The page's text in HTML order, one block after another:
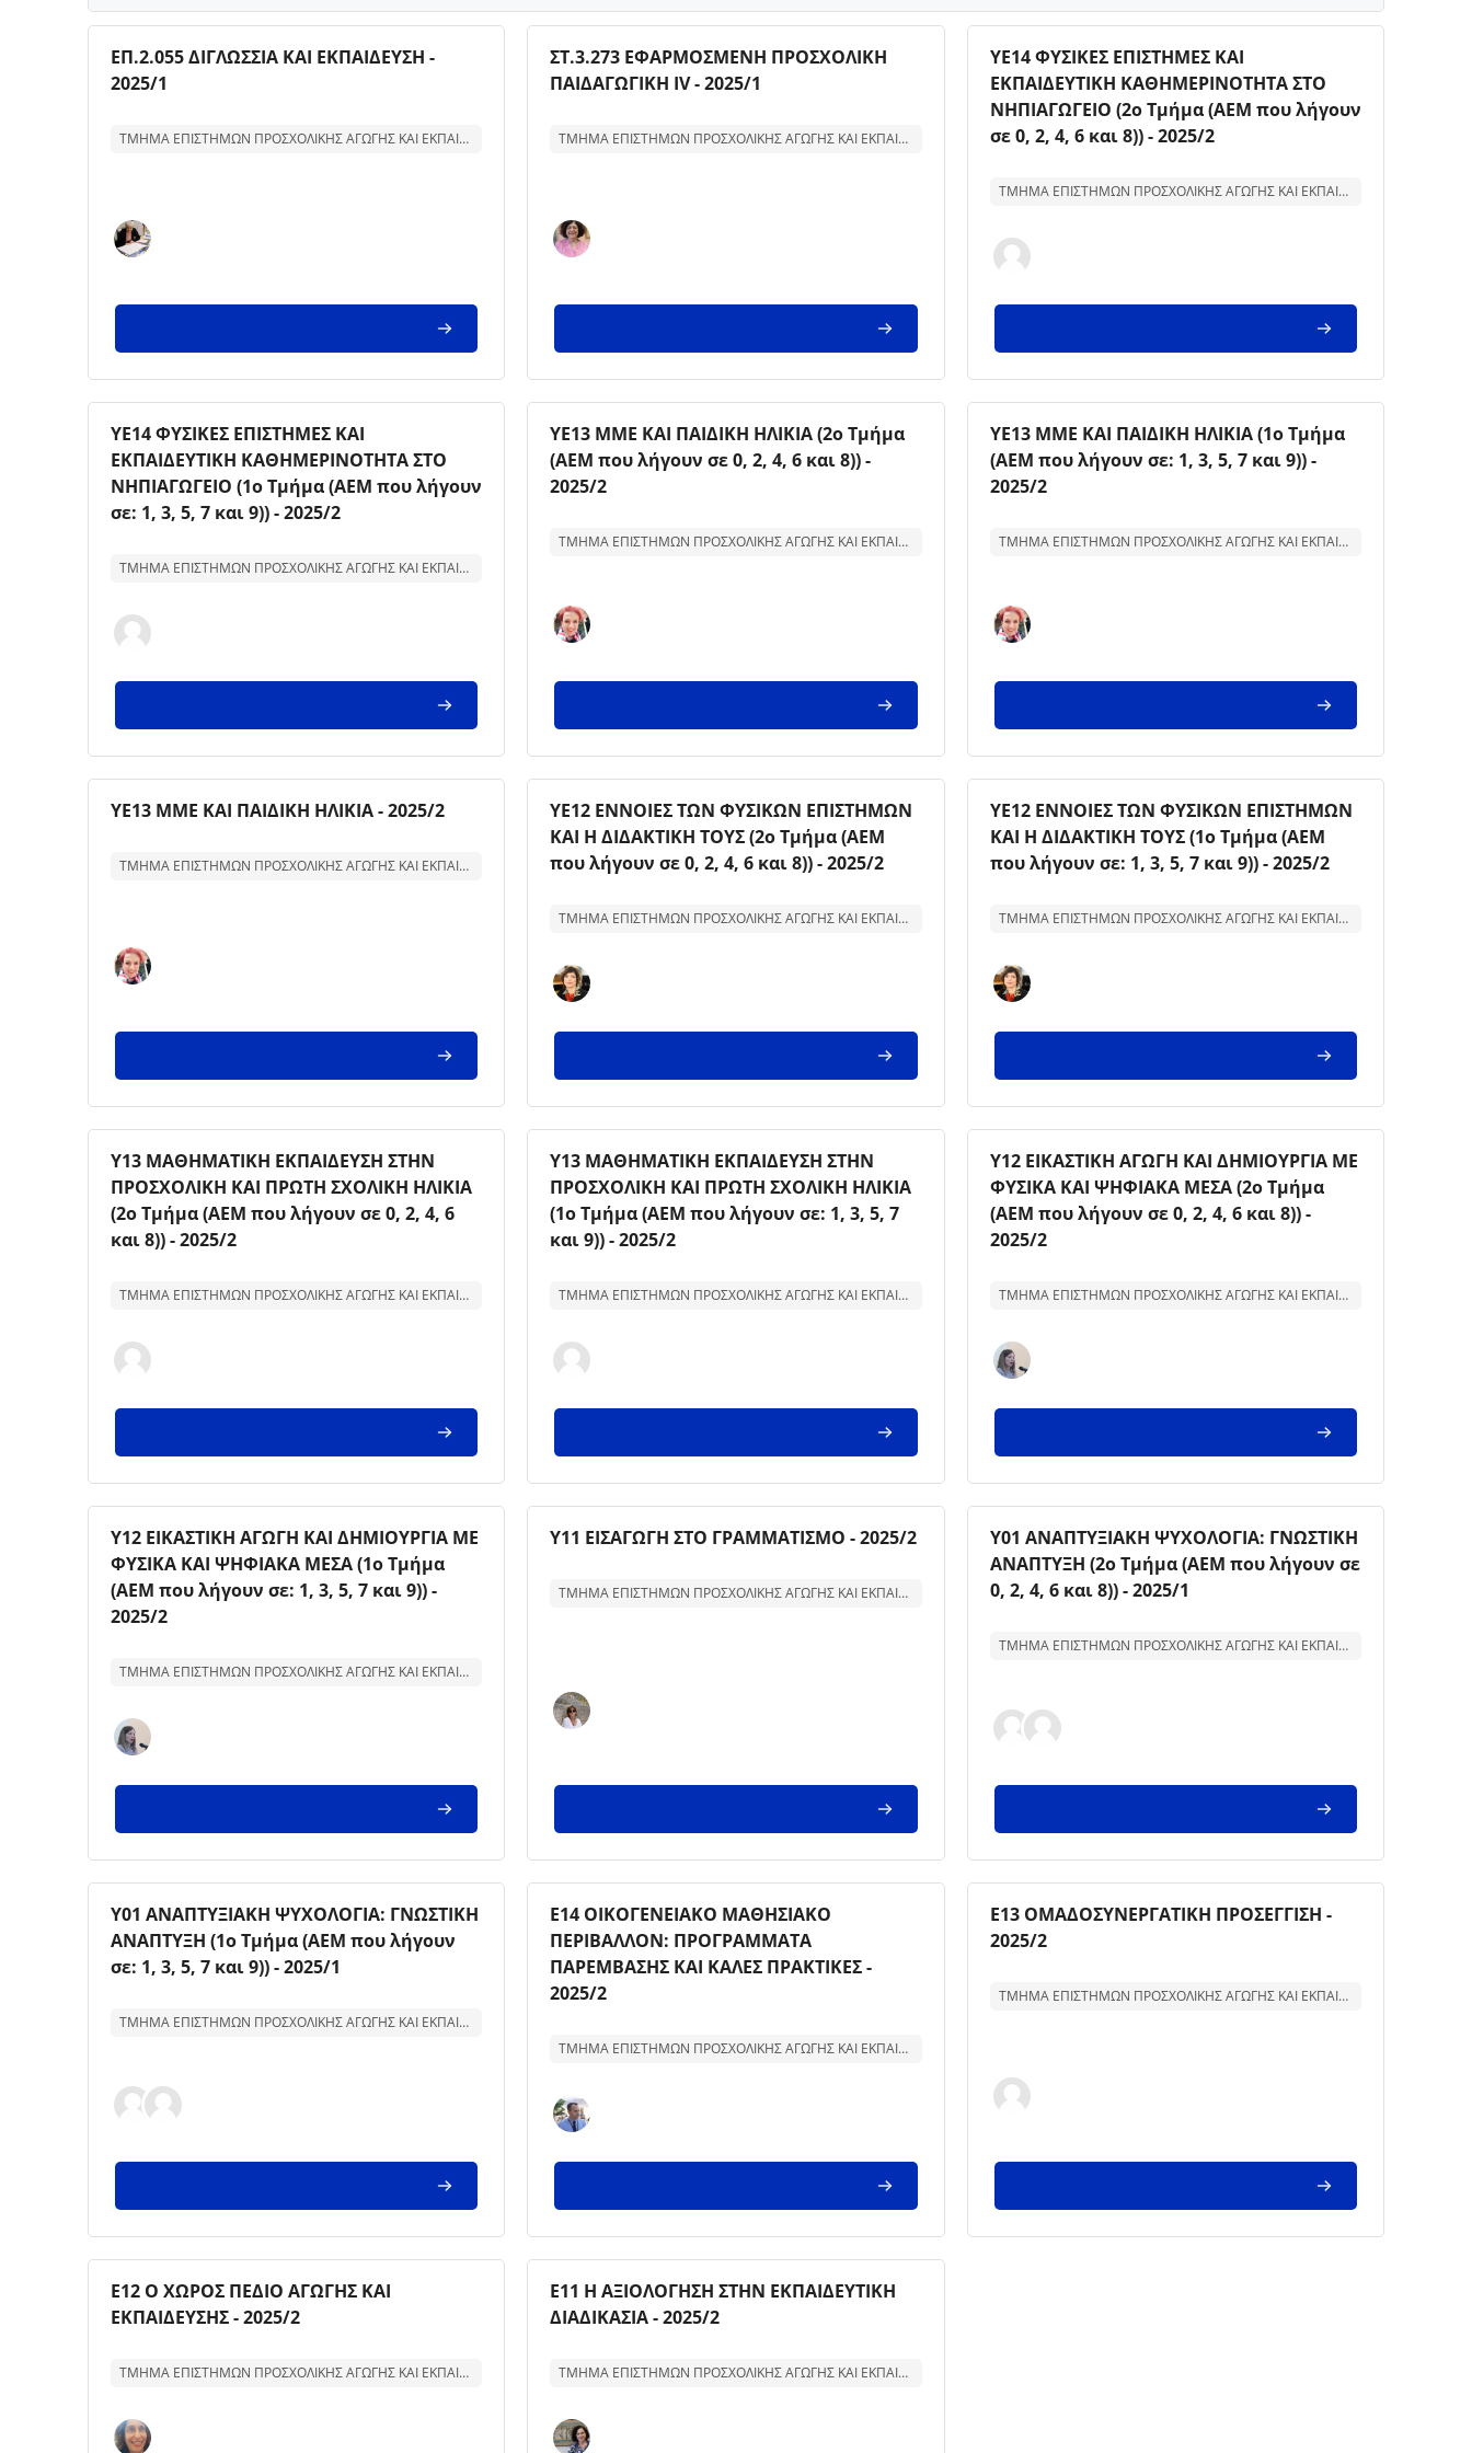
Kursbild
Kursnamn
ΕΠ.2.055 ΔΙΓΛΩΣΣΙΑ ΚΑΙ ΕΚΠΑΙΔΕΥΣΗ -
2025/1
ΤΜΗΜΑ ΕΠΙΣΤΗΜΩΝ ΠΡΟΣΧΟΛΙΚΗΣ ΑΓΩΓΗΣ ΚΑΙ ΕΚΠΑΙΔΕΥΣΗΣ
Kursbild
Kursnamn
ΣΤ.3.273 ΕΦΑΡΜΟΣΜΕΝΗ ΠΡΟΣΧΟΛΙΚΗ
ΠΑΙΔΑΓΩΓΙΚΗ IV - 2025/1
ΤΜΗΜΑ ΕΠΙΣΤΗΜΩΝ ΠΡΟΣΧΟΛΙΚΗΣ ΑΓΩΓΗΣ ΚΑΙ ΕΚΠΑΙΔΕΥΣΗΣ
Kursbild
Kursnamn
ΥΕ14 ΦΥΣΙΚΕΣ ΕΠΙΣΤΗΜΕΣ ΚΑΙ
ΕΚΠΑΙΔΕΥΤΙΚΗ ΚΑΘΗΜΕΡΙΝΟΤΗΤΑ ΣΤΟ
ΝΗΠΙΑΓΩΓΕΙΟ (2ο Τμήμα (ΑΕΜ που λήγουν
σε 0, 2, 4, 6 και 8)) - 2025/2
ΤΜΗΜΑ ΕΠΙΣΤΗΜΩΝ ΠΡΟΣΧΟΛΙΚΗΣ ΑΓΩΓΗΣ ΚΑΙ ΕΚΠΑΙΔΕΥΣΗΣ
Kursbild
Kursnamn
ΥΕ14 ΦΥΣΙΚΕΣ ΕΠΙΣΤΗΜΕΣ ΚΑΙ
ΕΚΠΑΙΔΕΥΤΙΚΗ ΚΑΘΗΜΕΡΙΝΟΤΗΤΑ ΣΤΟ
ΝΗΠΙΑΓΩΓΕΙΟ (1ο Τμήμα (ΑΕΜ που λήγουν
σε: 1, 3, 5, 7 και 9)) - 2025/2
ΤΜΗΜΑ ΕΠΙΣΤΗΜΩΝ ΠΡΟΣΧΟΛΙΚΗΣ ΑΓΩΓΗΣ ΚΑΙ ΕΚΠΑΙΔΕΥΣΗΣ
Kursbild
Kursnamn
ΥΕ13 ΜΜΕ ΚΑΙ ΠΑΙΔΙΚΗ ΗΛΙΚΙΑ (2ο Τμήμα
(ΑΕΜ που λήγουν σε 0, 2, 4, 6 και 8)) -
2025/2
ΤΜΗΜΑ ΕΠΙΣΤΗΜΩΝ ΠΡΟΣΧΟΛΙΚΗΣ ΑΓΩΓΗΣ ΚΑΙ ΕΚΠΑΙΔΕΥΣΗΣ
Kursbild
Kursnamn
ΥΕ13 ΜΜΕ ΚΑΙ ΠΑΙΔΙΚΗ ΗΛΙΚΙΑ (1ο Τμήμα
(ΑΕΜ που λήγουν σε: 1, 3, 5, 7 και 9)) -
2025/2
ΤΜΗΜΑ ΕΠΙΣΤΗΜΩΝ ΠΡΟΣΧΟΛΙΚΗΣ ΑΓΩΓΗΣ ΚΑΙ ΕΚΠΑΙΔΕΥΣΗΣ
Kursbild
Kursnamn
ΥΕ13 ΜΜΕ ΚΑΙ ΠΑΙΔΙΚΗ ΗΛΙΚΙΑ - 2025/2
ΤΜΗΜΑ ΕΠΙΣΤΗΜΩΝ ΠΡΟΣΧΟΛΙΚΗΣ ΑΓΩΓΗΣ ΚΑΙ ΕΚΠΑΙΔΕΥΣΗΣ
Kursbild
Kursnamn
ΥΕ12 ΕΝΝΟΙΕΣ ΤΩΝ ΦΥΣΙΚΩΝ ΕΠΙΣΤΗΜΩΝ
ΚΑΙ Η ΔΙΔΑΚΤΙΚΗ ΤΟΥΣ (2ο Τμήμα (ΑΕΜ
που λήγουν σε 0, 2, 4, 6 και 8)) - 2025/2
ΤΜΗΜΑ ΕΠΙΣΤΗΜΩΝ ΠΡΟΣΧΟΛΙΚΗΣ ΑΓΩΓΗΣ ΚΑΙ ΕΚΠΑΙΔΕΥΣΗΣ
Kursbild
Kursnamn
ΥΕ12 ΕΝΝΟΙΕΣ ΤΩΝ ΦΥΣΙΚΩΝ ΕΠΙΣΤΗΜΩΝ
ΚΑΙ Η ΔΙΔΑΚΤΙΚΗ ΤΟΥΣ (1ο Τμήμα (ΑΕΜ
που λήγουν σε: 1, 3, 5, 7 και 9)) - 2025/2
ΤΜΗΜΑ ΕΠΙΣΤΗΜΩΝ ΠΡΟΣΧΟΛΙΚΗΣ ΑΓΩΓΗΣ ΚΑΙ ΕΚΠΑΙΔΕΥΣΗΣ
Kursbild
Kursnamn
Υ13 ΜΑΘΗΜΑΤΙΚΗ ΕΚΠΑΙΔΕΥΣΗ ΣΤΗΝ
ΠΡΟΣΧΟΛΙΚΗ ΚΑΙ ΠΡΩΤΗ ΣΧΟΛΙΚΗ ΗΛΙΚΙΑ
(2ο Τμήμα (ΑΕΜ που λήγουν σε 0, 2, 4, 6
και 8)) - 2025/2
ΤΜΗΜΑ ΕΠΙΣΤΗΜΩΝ ΠΡΟΣΧΟΛΙΚΗΣ ΑΓΩΓΗΣ ΚΑΙ ΕΚΠΑΙΔΕΥΣΗΣ
Kursbild
Kursnamn
Υ13 ΜΑΘΗΜΑΤΙΚΗ ΕΚΠΑΙΔΕΥΣΗ ΣΤΗΝ
ΠΡΟΣΧΟΛΙΚΗ ΚΑΙ ΠΡΩΤΗ ΣΧΟΛΙΚΗ ΗΛΙΚΙΑ
(1ο Τμήμα (ΑΕΜ που λήγουν σε: 1, 3, 5, 7
και 9)) - 2025/2
ΤΜΗΜΑ ΕΠΙΣΤΗΜΩΝ ΠΡΟΣΧΟΛΙΚΗΣ ΑΓΩΓΗΣ ΚΑΙ ΕΚΠΑΙΔΕΥΣΗΣ
Kursbild
Kursnamn
Υ12 ΕΙΚΑΣΤΙΚΗ ΑΓΩΓΗ ΚΑΙ ΔΗΜΙΟΥΡΓΙΑ ΜΕ
ΦΥΣΙΚΑ ΚΑΙ ΨΗΦΙΑΚΑ ΜΕΣΑ (2ο Τμήμα
(ΑΕΜ που λήγουν σε 0, 2, 4, 6 και 8)) -
2025/2
ΤΜΗΜΑ ΕΠΙΣΤΗΜΩΝ ΠΡΟΣΧΟΛΙΚΗΣ ΑΓΩΓΗΣ ΚΑΙ ΕΚΠΑΙΔΕΥΣΗΣ
Kursbild
Kursnamn
Υ12 ΕΙΚΑΣΤΙΚΗ ΑΓΩΓΗ ΚΑΙ ΔΗΜΙΟΥΡΓΙΑ ΜΕ
ΦΥΣΙΚΑ ΚΑΙ ΨΗΦΙΑΚΑ ΜΕΣΑ (1ο Τμήμα
(ΑΕΜ που λήγουν σε: 1, 3, 5, 7 και 9)) -
2025/2
ΤΜΗΜΑ ΕΠΙΣΤΗΜΩΝ ΠΡΟΣΧΟΛΙΚΗΣ ΑΓΩΓΗΣ ΚΑΙ ΕΚΠΑΙΔΕΥΣΗΣ
Kursbild
Kursnamn
Υ11 ΕΙΣΑΓΩΓΗ ΣΤΟ ΓΡΑΜΜΑΤΙΣΜΟ - 2025/2
ΤΜΗΜΑ ΕΠΙΣΤΗΜΩΝ ΠΡΟΣΧΟΛΙΚΗΣ ΑΓΩΓΗΣ ΚΑΙ ΕΚΠΑΙΔΕΥΣΗΣ
Kursbild
Kursnamn
Υ01 ΑΝΑΠΤΥΞΙΑΚΗ ΨΥΧΟΛΟΓΙΑ: ΓΝΩΣΤΙΚΗ
ΑΝΑΠΤΥΞΗ (2ο Τμήμα (ΑΕΜ που λήγουν σε
0, 2, 4, 6 και 8)) - 2025/1
ΤΜΗΜΑ ΕΠΙΣΤΗΜΩΝ ΠΡΟΣΧΟΛΙΚΗΣ ΑΓΩΓΗΣ ΚΑΙ ΕΚΠΑΙΔΕΥΣΗΣ
Kursbild
Kursnamn
Υ01 ΑΝΑΠΤΥΞΙΑΚΗ ΨΥΧΟΛΟΓΙΑ: ΓΝΩΣΤΙΚΗ
ΑΝΑΠΤΥΞΗ (1ο Τμήμα (ΑΕΜ που λήγουν
σε: 1, 3, 5, 7 και 9)) - 2025/1
ΤΜΗΜΑ ΕΠΙΣΤΗΜΩΝ ΠΡΟΣΧΟΛΙΚΗΣ ΑΓΩΓΗΣ ΚΑΙ ΕΚΠΑΙΔΕΥΣΗΣ
Kursbild
Kursnamn
Ε14 ΟΙΚΟΓΕΝΕΙΑΚΟ ΜΑΘΗΣΙΑΚΟ
ΠΕΡΙΒΑΛΛΟΝ: ΠΡΟΓΡΑΜΜΑΤΑ
ΠΑΡΕΜΒΑΣΗΣ ΚΑΙ ΚΑΛΕΣ ΠΡΑΚΤΙΚΕΣ -
2025/2
ΤΜΗΜΑ ΕΠΙΣΤΗΜΩΝ ΠΡΟΣΧΟΛΙΚΗΣ ΑΓΩΓΗΣ ΚΑΙ ΕΚΠΑΙΔΕΥΣΗΣ
Kursbild
Kursnamn
Ε13 ΟΜΑΔΟΣΥΝΕΡΓΑΤΙΚΗ ΠΡΟΣΕΓΓΙΣΗ -
2025/2
ΤΜΗΜΑ ΕΠΙΣΤΗΜΩΝ ΠΡΟΣΧΟΛΙΚΗΣ ΑΓΩΓΗΣ ΚΑΙ ΕΚΠΑΙΔΕΥΣΗΣ
Kursbild
Kursnamn
Ε12 Ο ΧΩΡΟΣ ΠΕΔΙΟ ΑΓΩΓΗΣ ΚΑΙ
ΕΚΠΑΙΔΕΥΣΗΣ - 2025/2
ΤΜΗΜΑ ΕΠΙΣΤΗΜΩΝ ΠΡΟΣΧΟΛΙΚΗΣ ΑΓΩΓΗΣ ΚΑΙ ΕΚΠΑΙΔΕΥΣΗΣ
Kursbild
Kursnamn
Ε11 Η ΑΞΙΟΛΟΓΗΣΗ ΣΤΗΝ ΕΚΠΑΙΔΕΥΤΙΚΗ
ΔΙΑΔΙΚΑΣΙΑ - 2025/2
ΤΜΗΜΑ ΕΠΙΣΤΗΜΩΝ ΠΡΟΣΧΟΛΙΚΗΣ ΑΓΩΓΗΣ ΚΑΙ ΕΚΠΑΙΔΕΥΣΗΣ